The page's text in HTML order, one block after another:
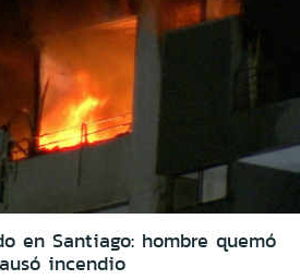
en Santiago: hombre quemó
incendio